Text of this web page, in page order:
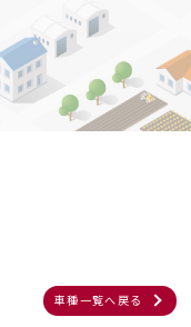
車種一覧へ戻る